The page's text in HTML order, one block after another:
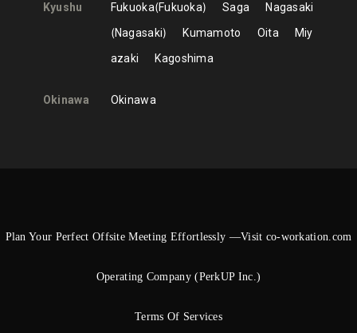
Kyushu Fukuoka Fukuoka Saga
Nagasaki
Nagasaki
Kumamoto Oita
Miy
azaki
Kagoshima
Okinawa Okinawa
Plan Your Perfect Offsite Meeting Effortlessly —Visit co-workation.com
Operating Company (PerkUP Inc.)
Terms Of Services